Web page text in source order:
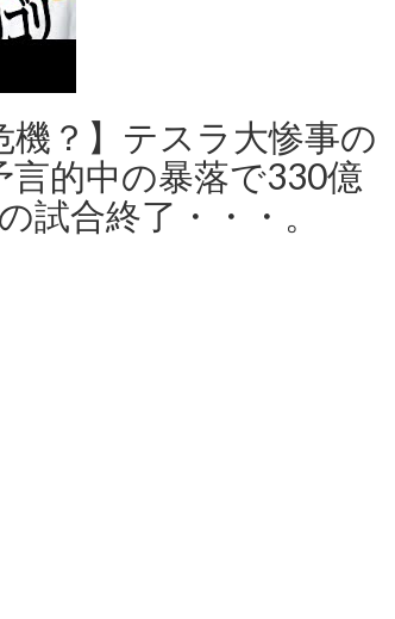
機？】テスラ大惨事の
的中の暴落で330億
試合終了・・・。